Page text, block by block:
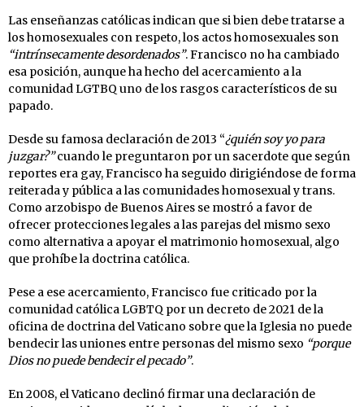
Las enseñanzas católicas indican que si bien debe tratarse a
los homosexuales con respeto, los actos homosexuales son
“intrínsecamente desordenados”. Francisco no ha cambiado
esa posición, aunque ha hecho del acercamiento a la
comunidad LGTBQ uno de los rasgos característicos de su
papado.
Desde su famosa declaración de 2013 “¿quién soy yo para
juzgar?”cuando le preguntaron por un sacerdote que según
reportes era gay, Francisco ha seguido dirigiéndose de forma
reiterada y pública a las comunidades homosexual y trans.
Como arzobispo de Buenos Aires se mostró a favor de
ofrecer protecciones legales a las parejas del mismo sexo
como alternativa a apoyar el matrimonio homosexual, algo
que prohíbe la doctrina católica.
Pese a ese acercamiento, Francisco fue criticado por la
comunidad católica LGBTQ por un decreto de 2021 de la
oficina de doctrina del Vaticano sobre que la Iglesia no puede
bendecir las uniones entre personas del mismo sexo “porque
Dios no puede bendecir el pecado”.
En 2008, el Vaticano declinó firmar una declaración de